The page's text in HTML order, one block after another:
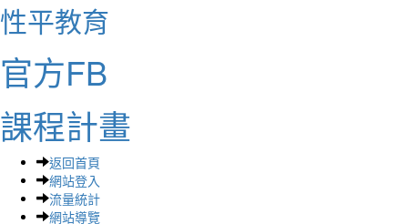
性平教育
官方FB
課程計畫
返回首頁
網站登入
流量統計
網站導覽